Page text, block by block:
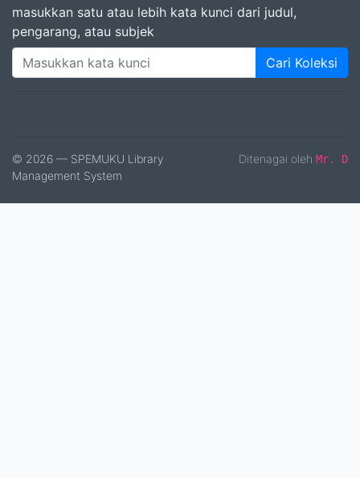
masukkan satu atau lebih kata kunci dari judul,
pengarang, atau subjek
Cari Koleksi
© 2026 — SPEMUKU Library
Management System
Ditenagai oleh Mr. D